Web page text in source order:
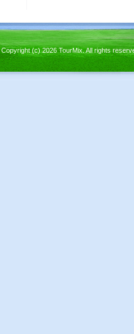
Copyright (c) 2026 TourMix. All rights